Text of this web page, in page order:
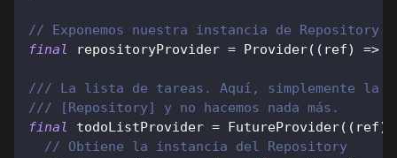
// Exponemos nuestra instancia de Repository
final
repositoryProvider = Provider( ( ref) =>
/// La lista de tareas. Aquí, simplemente la
/// [Repository] y no hacemos nada más.
final
todoListProvider = FutureProvider( ( ref)
// Obtiene la instancia del Repository